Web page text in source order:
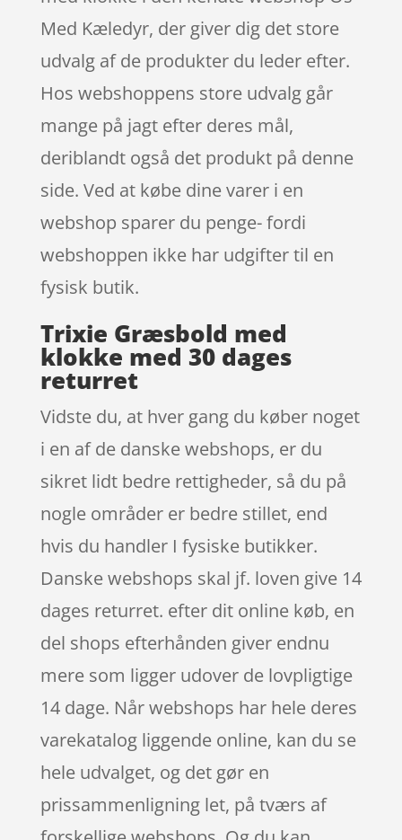
Med Kæledyr, der giver dig det store
udvalg af de produkter du leder efter.
Hos webshoppens store udvalg går
mange på jagt efter deres mål,
deriblandt også det produkt på denne
side. Ved at købe dine varer i en
webshop sparer du penge- fordi
webshoppen ikke har udgifter til en
fysisk butik.
Trixie Græsbold med
klokke med 30 dages
returret
Vidste du, at hver gang du køber noget
i en af de danske webshops, er du
sikret lidt bedre rettigheder, så du på
nogle områder er bedre stillet, end
hvis du handler I fysiske butikker.
Danske webshops skal jf. loven give 14
dages returret. efter dit online køb, en
del shops efterhånden giver endnu
mere som ligger udover de lovpligtige
14 dage. Når webshops har hele deres
varekatalog liggende online, kan du se
hele udvalget, og det gør en
prissammenligning let, på tværs af